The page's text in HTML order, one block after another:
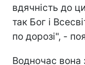
вдячність до
так Бог і
по дорозі", -
Водночас вона